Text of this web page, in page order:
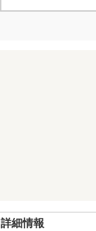
詳細情報